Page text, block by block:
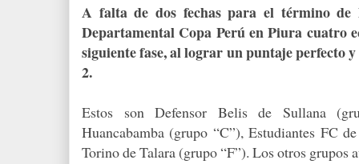
A falta de dos fechas para el término
Departamental Copa Perú en Piura cuatro
siguiente fase, al lograr un puntaje perfecto
2.
Estos son Defensor Belis de Sullana
Huancabamba (grupo “C”), Estudiantes FC
Torino de Talara (grupo “F”). Los otros grupos